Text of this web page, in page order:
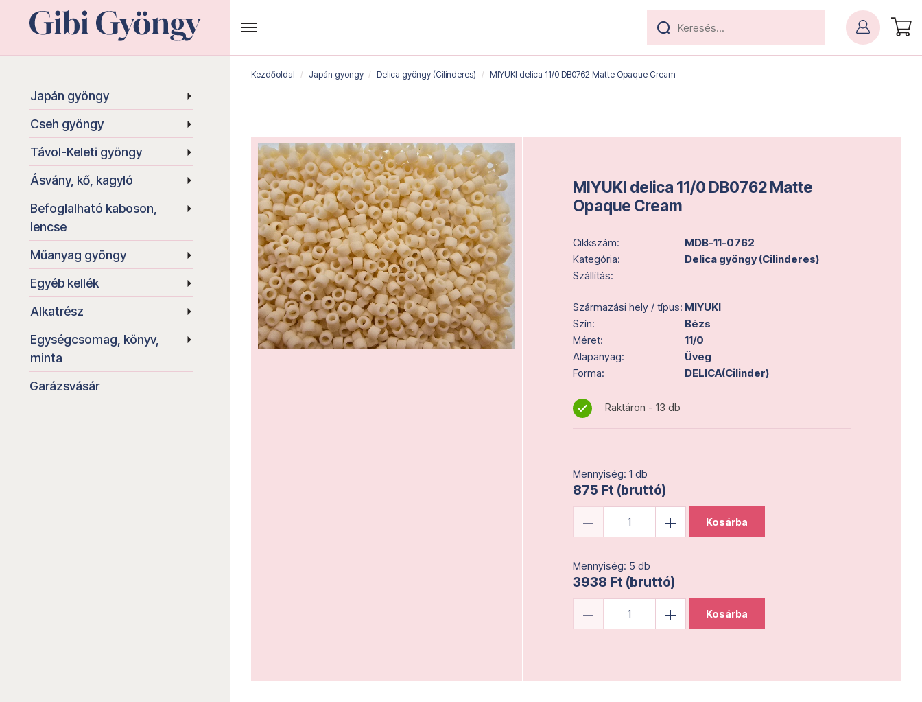
Japán gyöngy
Cseh gyöngy
Távol-Keleti gyöngy
Ásvány, kő, kagyló
Befoglalható kaboson,
lencse
Műanyag gyöngy
Egyéb kellék
Alkatrész
Egységcsomag, könyv,
minta
Garázsvásár
Kezdőoldal Japán gyöngy Delica gyöngy (Cilinderes) MIYUKI delica 11/0 DB0762 Matte Opaque Cream
MIYUKI delica 11/0 DB0762 Matte
Opaque Cream
Cikkszám:
MDB-11-0762
Kategória:
Delica gyöngy (Cilinderes)
Szállítás:
Származási hely / típus: MIYUKI
Szín:
Bézs
Méret:
11/0
Alapanyag:
Üveg
Forma:
DELICA(Cilinder)
Raktáron - 13 db
Mennyiség: 1 db
875 Ft (bruttó)
Kosárba
Mennyiség: 5 db
3938 Ft (bruttó)
Kosárba